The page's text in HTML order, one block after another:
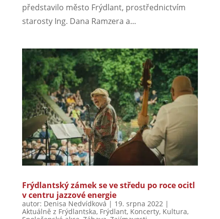
představilo město Frýdlant, prostřednictvím
starosty Ing. Dana Ramzera a...
Frýdlantský zámek se ve středu po roce ocitl
v centru jazzové energie
autor: Denisa Nedvídková | 19. srpna 2022|
Aktuálně z Frýdlantska, Frýdlant, Koncerty, Kultura,